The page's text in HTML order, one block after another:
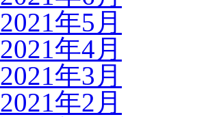
2021年5月
2021年4月
2021年3月
2021年2月